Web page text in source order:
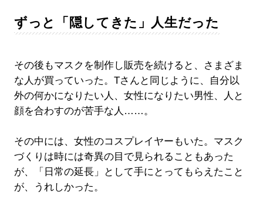
ずっと「隠してきた」人生だった
その後もマスクを制作し販売を続けると、さまざま
な人が買っていった。Tさんと同じように、自分以
外の何かになりたい人、女性になりたい男性、人と
顔を合わすのが苦手な人……。
その中には、女性のコスプレイヤーもいた。マスク
づくりは時には奇異の目で見られることもあった
が、「日常の延長」として手にとってもらえたこと
が、うれしかった。